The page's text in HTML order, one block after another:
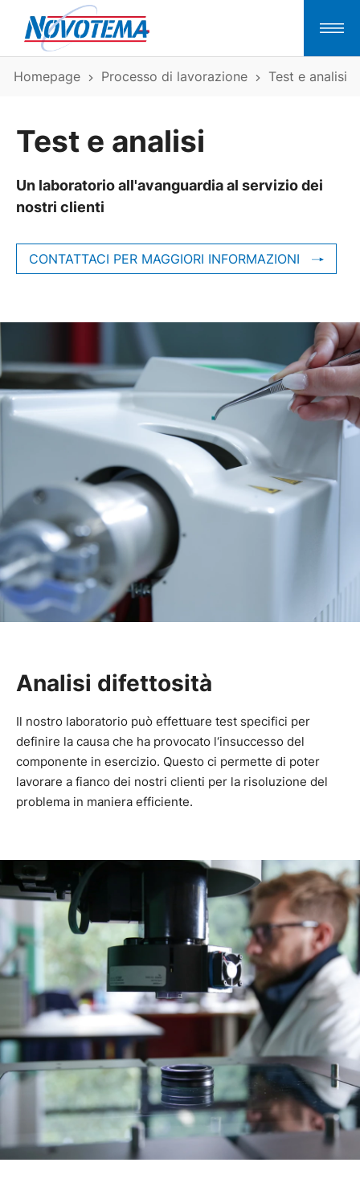
Homepage Processo di lavorazione Test e analisi
Test e analisi
Un laboratorio all'avanguardia al servizio dei
nostri clienti
CONTATTACI PER MAGGIORI INFORMAZIONI
Analisi difettosità
Il nostro laboratorio può effettuare test specifici per
definire la causa che ha provocato l‘insuccesso del
componente in esercizio. Questo ci permette di poter
lavorare a fianco dei nostri clienti per la risoluzione del
problema in maniera efficiente.